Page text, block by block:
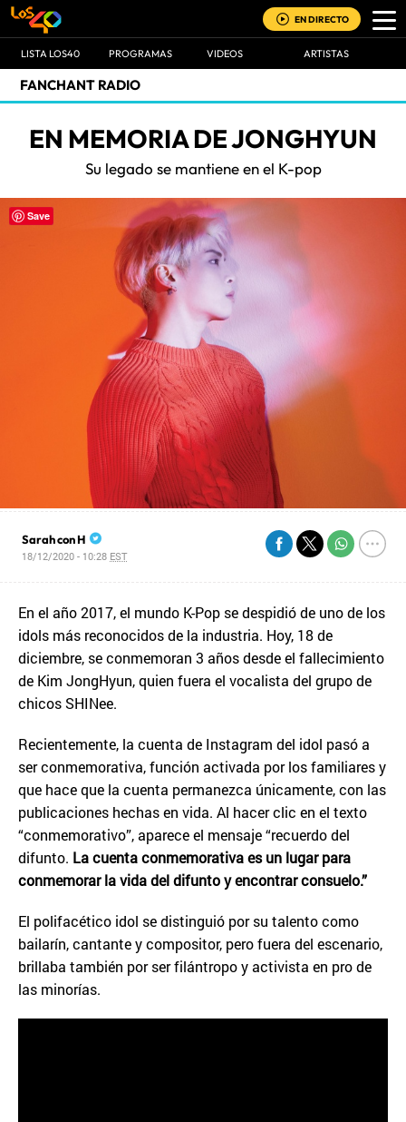
EN DIRECTO
LISTA LOS40 PROGRAMAS VIDEOS ARTISTAS
FANCHANT RADIO
EN MEMORIA DE JONGHYUN
Su legado se mantiene en el K-pop
Sarah con H
18/12/2020 - 10:28 EST
En el año 2017, el mundo K-Pop se despidió de uno de los
idols más reconocidos de la industria. Hoy, 18 de
diciembre, se conmemoran 3 años desde el fallecimiento
de Kim JongHyun, quien fuera el vocalista del grupo de
chicos SHINee.
Recientemente, la cuenta de Instagram del idol pasó a
ser conmemorativa, función activada por los familiares y
que hace que la cuenta permanezca únicamente, con las
publicaciones hechas en vida. Al hacer clic en el texto
“conmemorativo”, aparece el mensaje “recuerdo del
difunto. La cuenta conmemorativa es un lugar para
conmemorar la vida del difunto y encontrar consuelo.”
El polifacético idol se distinguió por su talento como
bailarín, cantante y compositor, pero fuera del escenario,
brillaba también por ser filántropo y activista en pro de
las minorías.
Save